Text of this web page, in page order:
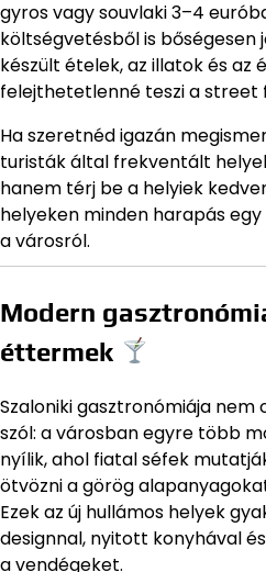
gyros vagy souvlaki 3–4
költségvetésből is bőségesen
készült ételek, az illatok és az
felejthetetlenné teszi a street
Ha szeretnéd igazán
turisták által frekventált
hanem térj be a helyiek
helyeken minden harapás
a városról.
Modern
éttermek
Szaloniki gasztronómiája
szól: a városban egyre több
nyílik, ahol fiatal séfek
ötvözni a görög
Ezek az új hullámos helyek
designnal, nyitott konyhával
a vendégeket.